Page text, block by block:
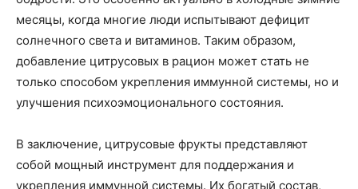
месяцы, когда многие люди испытывают дефицит
солнечного света и витаминов. Таким образом,
добавление цитрусовых в рацион может стать не
только способом укрепления иммунной системы, но и
улучшения психоэмоционального состояния.
В заключение, цитрусовые фрукты представляют
собой мощный инструмент для поддержания и
укрепления иммунной системы. Их богатый состав,